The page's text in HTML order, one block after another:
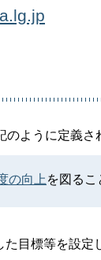
ように定義さ
の向上 を図るこ
目標等を設